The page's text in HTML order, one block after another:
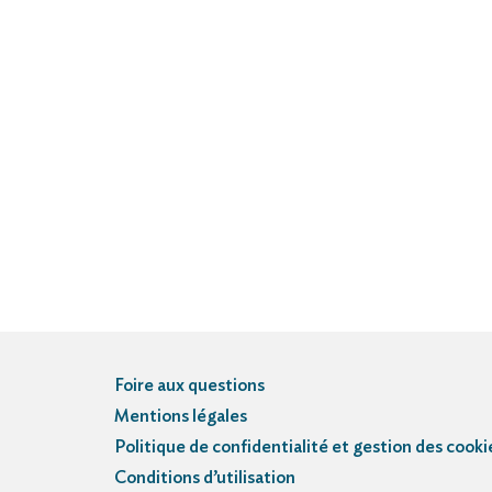
Foire aux questions
Mentions légales
Politique de confidentialité et gestion des
Conditions d’utilisation